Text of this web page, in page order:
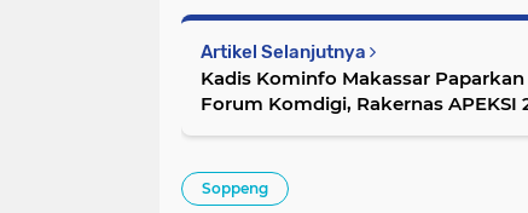
Artikel Selanjutnya
Kadis Kominfo Makassar
Forum Komdigi, Rakernas APEKSI
Soppeng